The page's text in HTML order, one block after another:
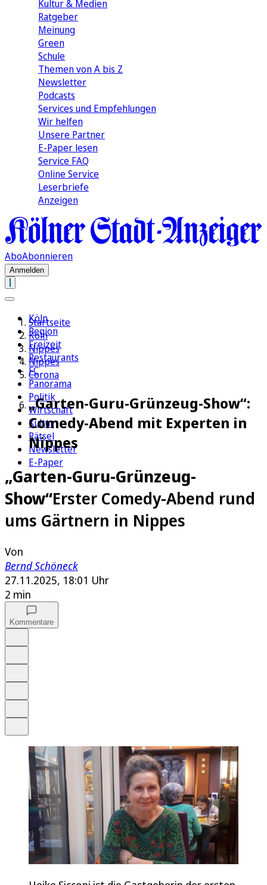
Kultur & Medien
Ratgeber
Meinung
Green
Schule
Themen von A bis Z
Newsletter
Podcasts
Services und Empfehlungen
Wir helfen
Unsere Partner
E-Paper lesen
Service FAQ
Online Service
Leserbriefe
Anzeigen
AboAbonnieren
Anmelden
Köln
Region
Freizeit
Restaurants
FC
Panorama
Politik
Wirtschaft
Kultur
Rätsel
Newsletter
E-Paper
Startseite
Köln
Nippes
Nippes
Corona
„Garten-Guru-Grünzeug-Show“:
Comedy-Abend mit Experten in
Nippes
„Garten-Guru-Grünzeug-
Show“Erster Comedy-Abend rund
ums Gärtnern in Nippes
Von
Bernd Schöneck
27.11.2025, 18:01 Uhr
2 min
Kommentare